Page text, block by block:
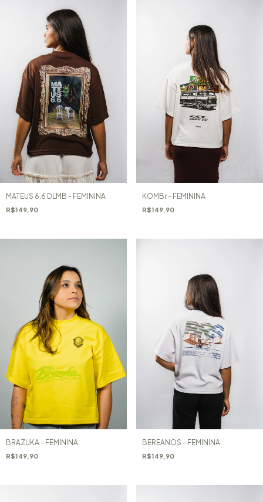
MATEUS 6:6 DLMB - FEMININA
R$149,90
KOMBr - FEMININA
R$149,90
BRAZUKA - FEMININA
R$149,90
BEREANOS - FEMININA
R$149,90